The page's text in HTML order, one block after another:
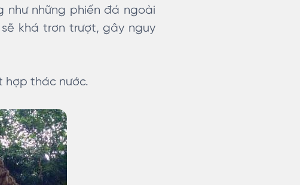
như những phiến đá ngoài
khá trơn trượt, gây nguy
hợp thác nước.